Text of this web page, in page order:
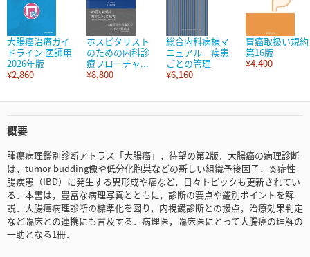
大腸癌治療ガイ
ドライン 医師用
2026年版
¥2,860
ホスピタリスト
のための内科診
療フローチャ...
¥8,800
総合内科病棟マ
ニュアル 疾患
ごとの管理
¥6,160
胃癌取扱い規約
第16版
¥4,400
概要
腫瘍病理鑑別診断アトラス「大腸癌」，待望の第2版．大腸癌の病理診断
は，tumor budding像や低分化胞巣などの新しい組織予後因子，炎症性
腸疾患（IBD）に発生する異形成や癌など，日々トピックも更新されてい
る．本書は，豊富な病理写真とともに，診断の要点や鑑別ポイントを解
説．大腸癌病理診断の標準化を図り，内視鏡診断との接点，治療効果判定
など臨床との連携にも言及する．病理医，臨床医にとって大腸癌の理解の
一助となる1冊．